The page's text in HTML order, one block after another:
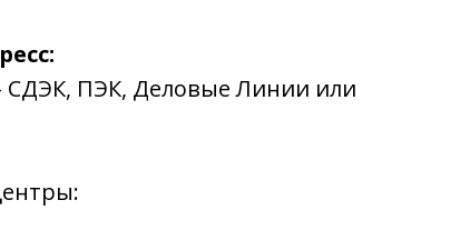
СДЭК, ПЭК, Деловые Линии или